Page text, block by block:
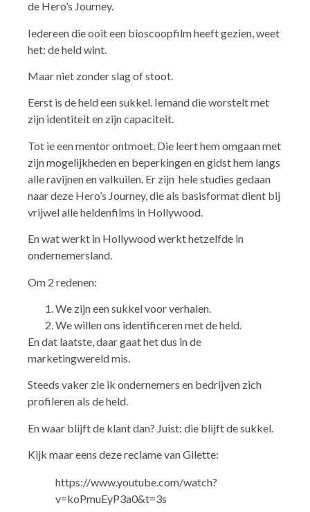
de Hero’s Journey.
Iedereen die ooit een bioscoopfilm heeft gezien, weet
het: de held wint.
Maar niet zonder slag of stoot.
Eerst is de held een sukkel. Iemand die worstelt met
zijn identiteit en zijn capaciteit.
Tot ie een mentor ontmoet. Die leert hem omgaan met
zijn mogelijkheden en beperkingen en gidst hem langs
alle ravijnen en valkuilen. Er zijn hele studies gedaan
naar deze Hero’s Journey, die als basisformat dient bij
vrijwel alle heldenfilms in Hollywood.
En wat werkt in Hollywood werkt hetzelfde in
ondernemersland.
Om 2 redenen:
We zijn een sukkel voor verhalen.
We willen ons identificeren met de held.
En dat laatste, daar gaat het dus in de
marketingwereld mis.
Steeds vaker zie ik ondernemers en bedrijven zich
profileren als de held.
En waar blijft de klant dan? Juist: die blijft de sukkel.
Kijk maar eens deze reclame van Gilette:
https://www.youtube.com/watch?
v=koPmuEyP3a0&t=3s